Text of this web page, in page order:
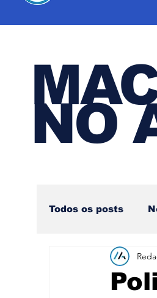
NO
Todos os posts
Nova categoria